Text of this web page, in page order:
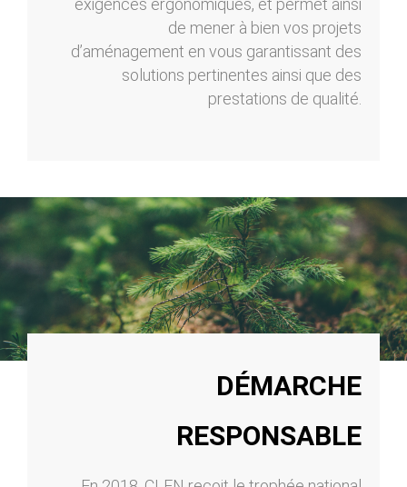
exigences ergonomiques, et permet ainsi
de mener à bien vos projets
d’aménagement en vous garantissant des
solutions pertinentes ainsi que des
prestations de qualité.
DÉMARCHE
RESPONSABLE